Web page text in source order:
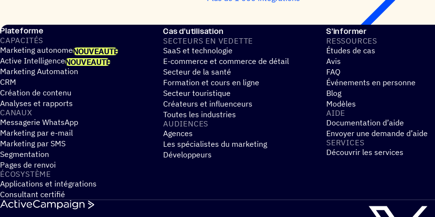
Plateforme
CAPA­CI­TÉS
Marketing autonomeNOUVEAUTÉ
Active IntelligenceNOUVEAUTÉ
Marketing Automation
CRM
Création de contenu
Analyses et rapports
CANAUX
Messagerie WhatsApp
Marketing par e-mail
Marketing par SMS
Segmentation
Pages de renvoi
ÉCOSYS­TÈME
Applications et intégrations
Consultant certifié
Cas d’utilisation
SECTEURS EN VEDETTE
SaaS et technologie
E-commerce et commerce de détail
Secteur de la santé
Formation et cours en ligne
Secteur touristique
Créateurs et influenceurs
Toutes les industries
AUDIENCES
Agences
Les spécialistes du marketing
Développeurs
S’informer
RESSOURCES
Études de cas
Avis
FAQ
Événements en personne
Blog
Modèles
AIDE
Documentation d’aide
Envoyer une demande d’aide
SERVICES
Découvrir les services